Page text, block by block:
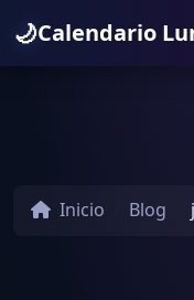
🌙Calendario
Inicio Blog